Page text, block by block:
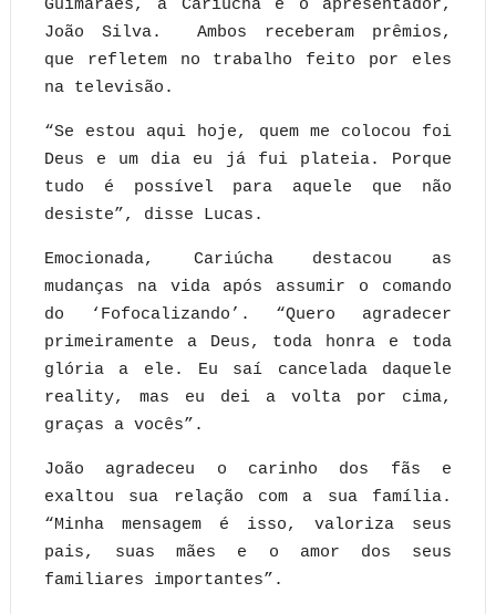
Guimarães, a Cariúcha e o apresentador,
João Silva. Ambos receberam prêmios,
que refletem no trabalho feito por eles
na televisão.
“Se estou aqui hoje, quem me colocou foi
Deus e um dia eu já fui plateia. Porque
tudo é possível para aquele que não
desiste”, disse Lucas.
Emocionada, Cariúcha destacou as
mudanças na vida após assumir o comando
do ‘Fofocalizando’. “Quero agradecer
primeiramente a Deus, toda honra e toda
glória a ele. Eu saí cancelada daquele
reality, mas eu dei a volta por cima,
graças a vocês”.
João agradeceu o carinho dos fãs e
exaltou sua relação com a sua família.
“Minha mensagem é isso, valoriza seus
pais, suas mães e o amor dos seus
familiares importantes”.